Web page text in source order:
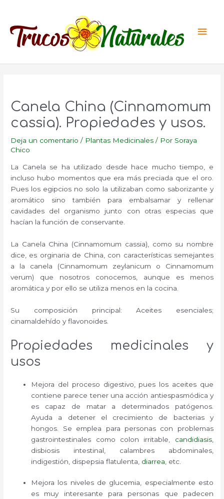
contenido
Canela China (Cinnamomum
cassia). Propiedades y usos.
Deja un comentario / Plantas Medicinales / Por Soraya
Chico
La Canela se ha utilizado desde hace mucho tiempo, e
incluso hubo momentos que era más preciada que el oro.
Pues los egipcios no solo la utilizaban como saborizante y
aromático sino también para embalsamar y rellenar
cavidades del organismo junto con otras especias que
hacían la función de conservante.
La Canela China (Cinnamomum cassia), como su nombre
dice, es orginaria de China, con características semejantes
a la canela (Cinnamomum zeylanicum o Cinnamomum
verum) que nosotros conocemos, aunque es menos
aromática y por ello se utiliza menos en la cocina.
Su composición principal: Aceites esenciales;
cinamaldehído y flavonoides.
Propiedades medicinales y
usos
Mejora del proceso digestivo, pues los aceites que
contiene parece tener una acción antiespasmódica y
es capaz de matar a determinados patógenos.
Ayuda a detener el crecimiento de bacterias y
hongos. Se emplea para personas con problemas
gastrointestinales como colon irritable, candidiasis,
disbiosis intestinal, calambres abdominales,
indigestión, dispepsia flatulenta, diarrea , etc.
Mejora los niveles de glucemia, especialmente esto
es muy interesante para personas que padecen